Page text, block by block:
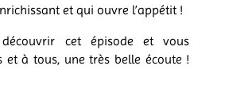
et qui ouvre l’appétit !
cet épisode et vous
et à tous, une très belle écoute !